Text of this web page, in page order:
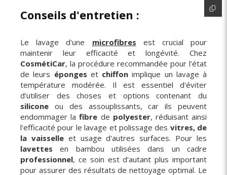
Conseils d'entretien :
Le lavage d'une microfibres est crucial pour
maintenir leur efficacité et longévité. Chez
CosmétiCar, la procédure recommandée pour l'état
de leurs éponges et chiffon implique un lavage à
température modérée. Il est essentiel d'éviter
d'utiliser des choses et options contenant du
silicone ou des assouplissants, car ils peuvent
endommager lafibre de polyester, réduisant ainsi
l'efficacité pour le lavage et polissage des vitres, de
la vaisselle et usage d'autres surfaces. Pour les
lavettes en bambou utilisées dans un cadre
professionnel, ce soin est d'autant plus important
pour assurer des résultats de nettoyage optimal. Le